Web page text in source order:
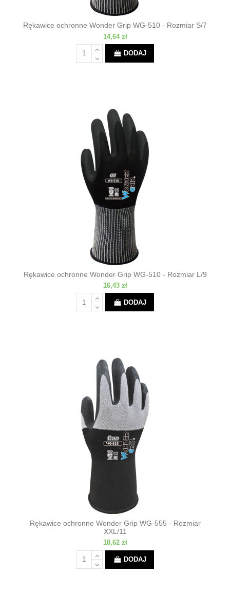
Rękawice ochronne Wonder Grip WG-510 - Rozmiar S/7
14,64 zł
DODAJ
Rękawice ochronne Wonder Grip WG-510 - Rozmiar L/9
16,43 zł
DODAJ
Rękawice ochronne Wonder Grip WG-555 - Rozmiar
XXL/11
18,62 zł
DODAJ